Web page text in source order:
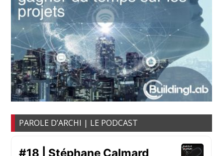
PAROLE D’ARCHI | LE PODCAST